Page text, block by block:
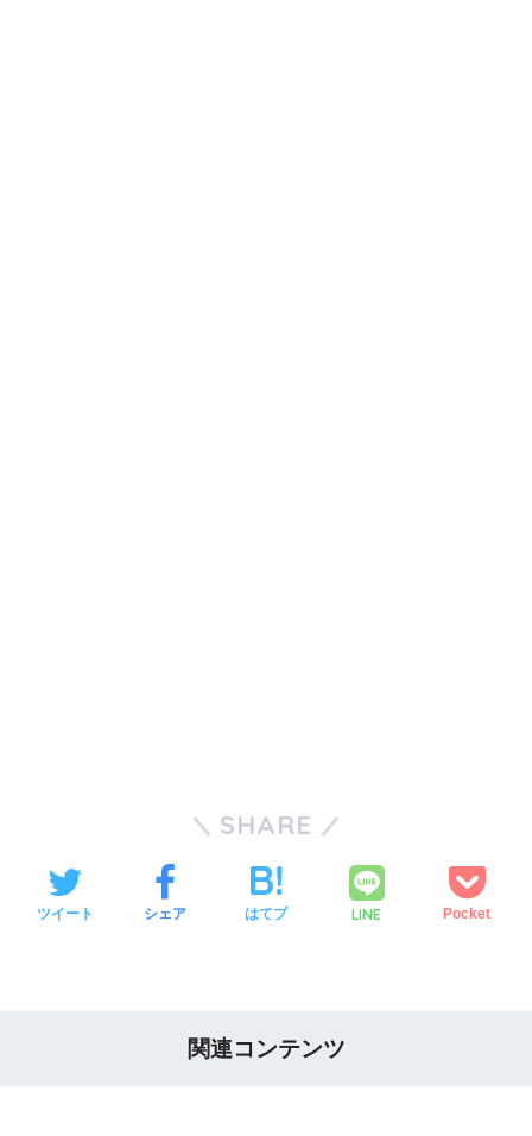
SHARE
ツイート シェア はてブ LINE Pocket
関連コンテンツ